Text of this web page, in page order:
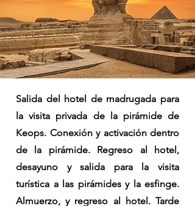
Salida del hotel de madrugada para
la visita privada de la pirámide de
Keops. Conexión y activación dentro
de la pirámide. Regreso al hotel,
desayuno y salida para la visita
turística a las pirámides y la esfinge.
Almuerzo, y regreso al hotel. Tarde